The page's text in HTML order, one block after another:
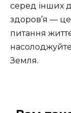
серед інших
здоров’я —
питання
Земля.